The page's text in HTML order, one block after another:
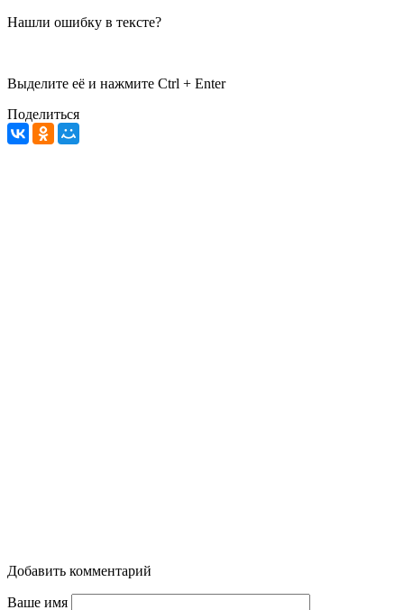
Нашли ошибку в тексте?
Выделите её и нажмите Ctrl + Enter
Поделиться
Добавить комментарий
Ваше имя